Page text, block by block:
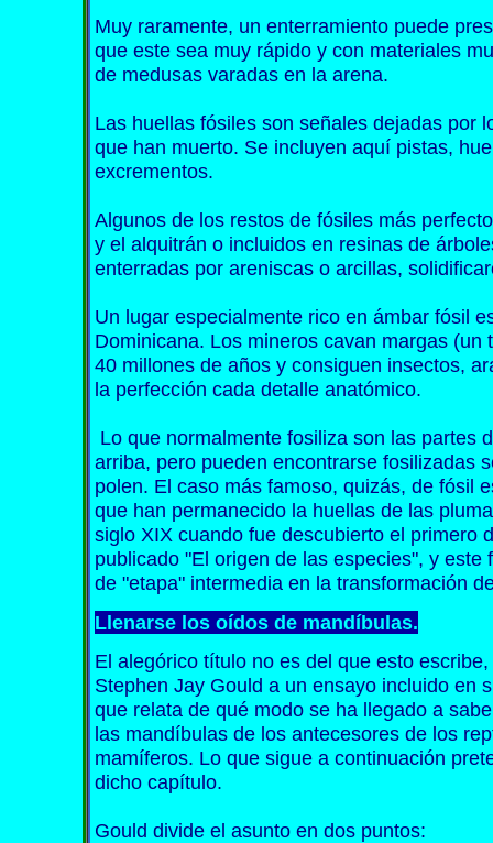
Muy raramente, un enterramiento puede
que este sea muy rápido y con materiales
de medusas varadas en la arena.
Las huellas fósiles son señales dejadas por
que han muerto. Se incluyen aquí pistas,
excrementos.
Algunos de los restos de fósiles más
y el alquitrán o incluidos en resinas de
enterradas por areniscas o arcillas,
Un lugar especialmente rico en ámbar fósil
Dominicana. Los mineros cavan margas (un
40 millones de años y consiguen insectos,
la perfección cada detalle anatómico.
Lo que normalmente fosiliza son las partes
arriba, pero pueden encontrarse fosilizadas
polen. El caso más famoso, quizás, de fósil
que han permanecido la huellas de las
siglo XIX cuando fue descubierto el primero
publicado "El origen de las especies", y
de "etapa" intermedia en la transformación
Llenarse los oídos de mandíbulas.
El alegórico título no es del que esto
Stephen Jay Gould a un ensayo incluido en
que relata de qué modo se ha llegado a
las mandíbulas de los antecesores de los
mamíferos. Lo que sigue a continuación
dicho capítulo.
Gould divide el asunto en dos puntos: